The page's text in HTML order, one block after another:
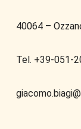
40064 –
Tel. +39-051-